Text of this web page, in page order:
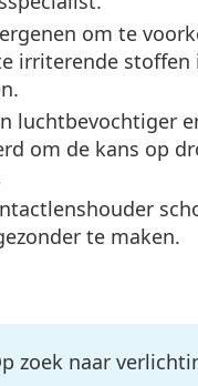
om te
irriterende
luchtbevochtiger
om de kans op
te maken.
zoek naar